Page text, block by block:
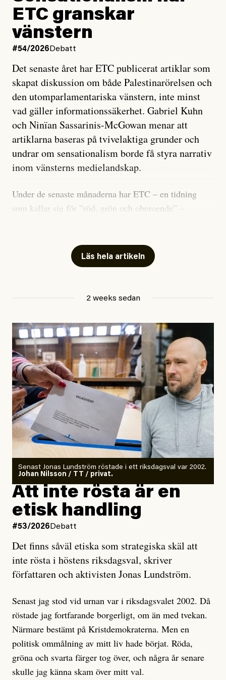
ETC granskar
vänstern
#54/2026 Debatt
Det senaste året har ETC publicerat artiklar som
skapat diskussion om både Palestinarörelsen och
den utomparlamentariska vänstern, inte minst
vad gäller informationssäkerhet. Gabriel Kuhn
och Ninïan Sassarinis-McGowan menar att
artiklarna baseras på tvivelaktiga grunder och
undrar om sensationalism borde få styra narrativ
inom vänsterns medielandskap.
Under de senaste månaderna har ETC – en tidning
som kallar sig för ”röd, grön och oberoende” –
skriver för? Vad betyder det att vara en ”röd, grön och
oberoende” tidning? Och vad är egentligen bra
utpekas som israelisk infiltratör”. Enligt ingressen
handlar artikeln om en person vars ”bakgrund skapar
splittring och oro i rörelsen”. Problemet är att artikeln
skapar betydligt mer oro i palestinarörelsen – och den
oberoende vänstern – än den porträtterade personen
eller dess bakgrund.
Det finns en väldigt enkel regel inom alla politiska
rörelser när det gäller misstänkta infiltratörer:
Antingen har en bevis på att de är infiltratörer, och då
ska en gå ut med det så fort det bara går för att skydda
rörelsen. Eller så har en inga bevis, bara misstankar,
och då ska en efterforska diskret, just för att inte skapa
oro inom rörelsen.
Artikeln undersöker inte, som ETC påstår, ”vad som
är sant, vad som är rykten”, utan den bidrar bara till
ännu mer ryktesspridning. Det finns inte ett enda bevis
misstänkta personen är en infiltratör. Det som läsaren
får veta är att personen har ändrat sina politiska åsikter
under åren, att den har raderat tidigare innehåll på sina
sociala medier, att artikelns författare inte förstår sig
på personens ekonomi och att det tydligen finns
anonyma röster inom rörelsen som säger saker som
Läs hela artikeln
2 weeks sedan
Senast Jonas Lundström röstade i ett riksdagsval var 2002.
Johan Nilsson / TT / privat.
Att inte rösta är en
etisk handling
#53/2026 Debatt
Det finns såväl etiska som strategiska skäl att
inte rösta i höstens riksdagsval, skriver
författaren och aktivisten Jonas Lundström.
Senast jag stod vid urnan var i riksdagsvalet 2002. Då
röstade jag fortfarande borgerligt, om än med tvekan.
Närmare bestämt på Kristdemokraterna. Men en
politisk ommålning av mitt liv hade börjat. Röda,
gröna och svarta färger tog över, och några år senare
skulle jag känna skam över mitt val.